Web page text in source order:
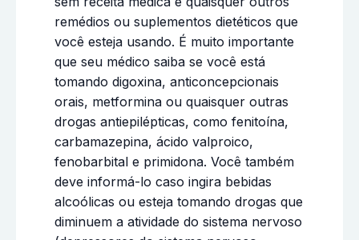
remédios ou suplementos dietéticos que
você esteja usando. É muito importante
que seu médico saiba se você está
tomando digoxina, anticoncepcionais
orais, metformina ou quaisquer outras
drogas antiepilépticas, como fenitoína,
carbamazepina, ácido valproico,
fenobarbital e primidona. Você também
deve informá-lo caso ingira bebidas
alcoólicas ou esteja tomando drogas que
diminuem a atividade do sistema nervoso